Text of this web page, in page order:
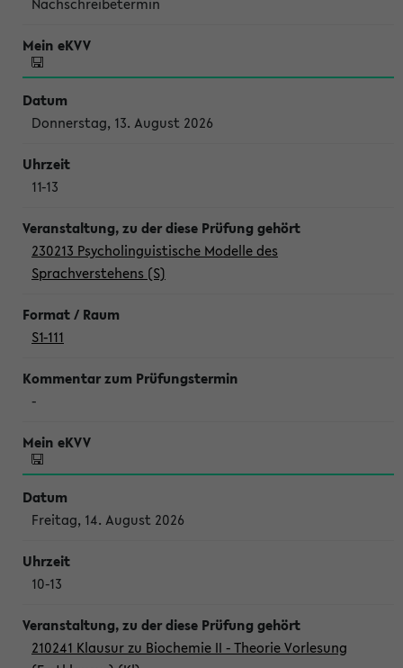
Donnerstag, 13. August 2026
11-13
230213 Psycholinguistische Modelle des
Sprachverstehens (S)
S1-111
-
Freitag, 14. August 2026
10-13
210241 Klausur zu Biochemie II - Theorie Vorlesung